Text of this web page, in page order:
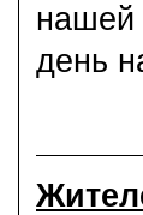
нашей
день